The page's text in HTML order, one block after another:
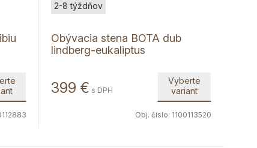
Obývacia stena BOTA dub
lindberg-eukaliptus
2-8 týždňov
399 € s DPH
Vyberte
variant
Obj. čislo: 1100113520